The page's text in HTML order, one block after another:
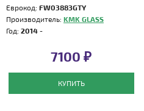
Еврокод: FW03883GTY
Производитель: KMK GLASS
Год: 2014 -
7100 ₽
КУПИТЬ